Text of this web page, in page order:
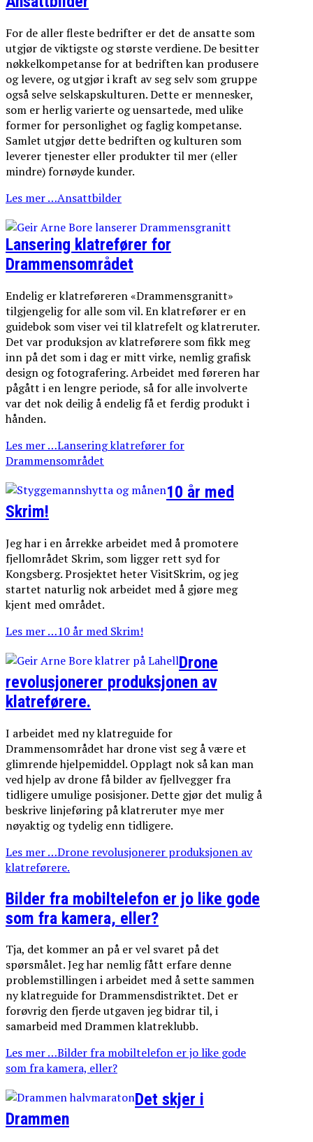
For de aller fleste bedrifter er det de ansatte som
utgjør de viktigste og største verdiene. De besitter
nøkkelkompetanse for at bedriften kan produsere
og levere, og utgjør i kraft av seg selv som gruppe
også selve selskapskulturen. Dette er mennesker,
som er herlig varierte og uensartede, med ulike
former for personlighet og faglig kompetanse.
Samlet utgjør dette bedriften og kulturen som
leverer tjenester eller produkter til mer (eller
mindre) fornøyde kunder.
Les mer …Ansattbilder
Lansering klatrefører for
Drammensområdet
Endelig er klatreføreren «Drammensgranitt»
tilgjengelig for alle som vil. En klatrefører er en
guidebok som viser vei til klatrefelt og klatreruter.
Det var produksjon av klatreførere som fikk meg
inn på det som i dag er mitt virke, nemlig grafisk
design og fotografering. Arbeidet med føreren har
pågått i en lengre periode, så for alle involverte
var det nok deilig å endelig få et ferdig produkt i
hånden.
Les mer …Lansering klatrefører for
Drammensområdet
10 år med
Skrim!
Jeg har i en årrekke arbeidet med å promotere
fjellområdet Skrim, som ligger rett syd for
Kongsberg. Prosjektet heter VisitSkrim, og jeg
startet naturlig nok arbeidet med å gjøre meg
kjent med området.
Les mer …10 år med Skrim!
Drone
revolusjonerer produksjonen av
klatreførere.
I arbeidet med ny klatreguide for
Drammensområdet har drone vist seg å være et
glimrende hjelpemiddel. Opplagt nok så kan man
ved hjelp av drone få bilder av fjellvegger fra
tidligere umulige posisjoner. Dette gjør det mulig å
beskrive linjeføring på klatreruter mye mer
nøyaktig og tydelig enn tidligere.
Les mer …Drone revolusjonerer produksjonen av
klatreførere.
Bilder fra mobiltelefon er jo like gode
som fra kamera, eller?
Tja, det kommer an på er vel svaret på det
spørsmålet. Jeg har nemlig fått erfare denne
problemstillingen i arbeidet med å sette sammen
ny klatreguide for Drammensdistriktet. Det er
forøvrig den fjerde utgaven jeg bidrar til, i
samarbeid med Drammen klatreklubb.
Les mer …Bilder fra mobiltelefon er jo like gode
som fra kamera, eller?
Det skjer i
Drammen